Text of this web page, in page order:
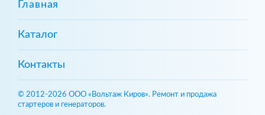
Главная
Каталог
Контакты
© 2012-2026 ООО «Вольтаж Киров». Ремонт и продажа
стартеров и генераторов.